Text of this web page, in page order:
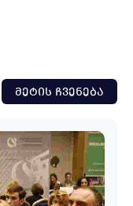
ᲛᲔᲢᲘᲡ ᲩᲕᲔᲜᲔᲑᲐ